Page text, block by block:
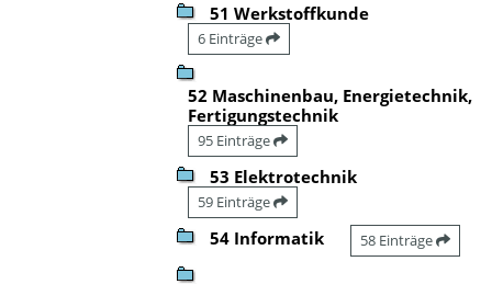
51 Werkstoffkunde
6 Einträge
52 Maschinenbau, Energietechnik,
Fertigungstechnik
95 Einträge
53 Elektrotechnik
59 Einträge
54 Informatik 58 Einträge